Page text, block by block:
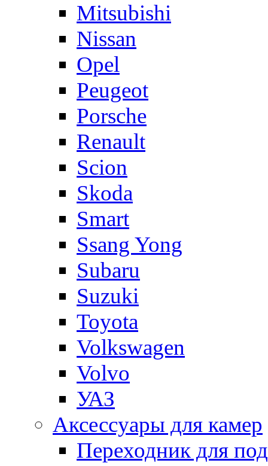
Mitsubishi
Nissan
Opel
Peugeot
Porsche
Renault
Scion
Skoda
Smart
Ssang Yong
Subaru
Suzuki
Toyota
Volkswagen
Volvo
УАЗ
Аксессуары для камер
Переходник для